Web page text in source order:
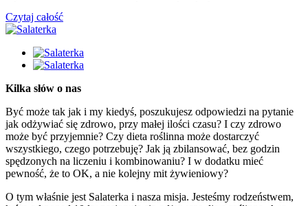
Czytaj całość
Kilka słów o nas
Być może tak jak i my kiedyś, poszukujesz odpowiedzi na pytanie
jak odżywiać się zdrowo, przy małej ilości czasu? I czy zdrowo
może być przyjemnie? Czy dieta roślinna może dostarczyć
wszystkiego, czego potrzebuję? Jak ją zbilansować, bez godzin
spędzonych na liczeniu i kombinowaniu? I w dodatku mieć
pewność, że to OK, a nie kolejny mit żywieniowy?
O tym właśnie jest Salaterka i nasza misja. Jesteśmy rodzeństwem,